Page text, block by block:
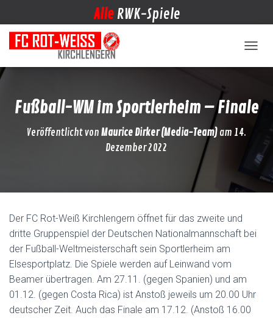
Alle RWK-Spiele
Fußball-WM im Sportlerheim – Finale
Veröffentlicht von Maurice Dirker (Media-Team) am 14.
Dezember 2022
Der FC Rot-Weiß Kirchlengern öffnet für das zweite und
dritte Gruppenspiel der Deutschen Nationalmannschaft bei
der Fußball-Weltmeisterschaft sein Sportlerheim am
Elsesportplatz. Die Spiele werden auf Leinwand vom
Beamer übertragen. Am 27.11. (gegen Spanien) und am
01.12. (gegen Costa Rica) ist Anstoß jeweils um 20.00 Uhr
deutscher Zeit. Auch das Finale am 17.12. (Anstoß 16.00